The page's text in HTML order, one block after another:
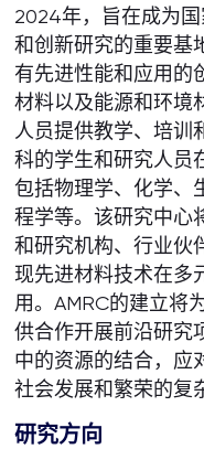
2024年，旨在成为
和创新研究的重要基
有先进性能和应用的
材料以及能源和环境
人员提供教学、培训
科的学生和研究人员
包括物理学、化学、
程学等。该研究中心
和研究机构、行业伙
现先进材料技术在多
用。AMRC的建立将
供合作开展前沿研究
中的资源的结合，应
社会发展和繁荣的复
研究方向